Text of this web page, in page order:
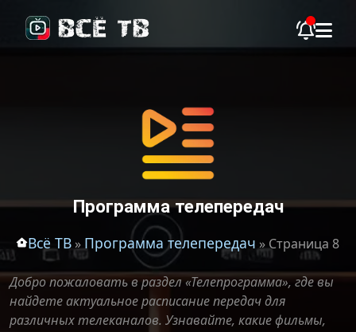
Программа телепередач
Всё ТВ » Программа телепередач » Страница 8
Добро пожаловать в раздел «Телепрограмма», где вы
найдете актуальное расписание передач для
различных телеканалов. Узнавайте, какие фильмы,